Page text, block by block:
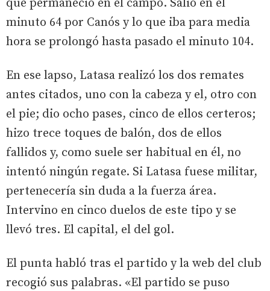
que permaneció en el campo. Salió en el
minuto 64 por Canós y lo que iba para media
hora se prolongó hasta pasado el minuto 104.
En ese lapso, Latasa realizó los dos remates
antes citados, uno con la cabeza y el, otro con
el pie; dio ocho pases, cinco de ellos certeros;
hizo trece toques de balón, dos de ellos
fallidos y, como suele ser habitual en él, no
intentó ningún regate. Si Latasa fuese militar,
pertenecería sin duda a la fuerza área.
Intervino en cinco duelos de este tipo y se
llevó tres. El capital, el del gol.
El punta habló tras el partido y la web del club
recogió sus palabras. «El partido se puso